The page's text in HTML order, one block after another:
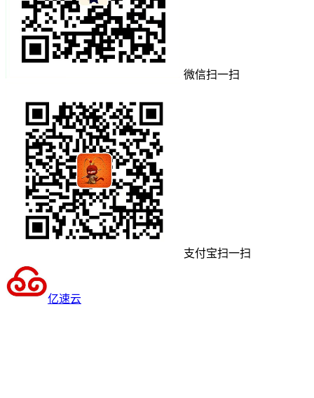
微信扫一扫
支付宝扫一扫
亿速云